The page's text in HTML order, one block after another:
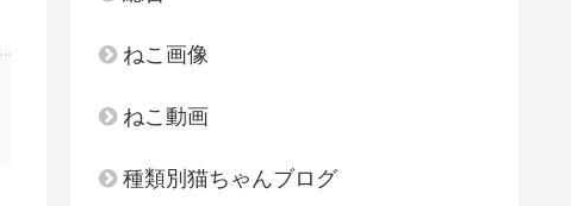
ねこ画像
ねこ動画
種類別猫ちゃんブログ